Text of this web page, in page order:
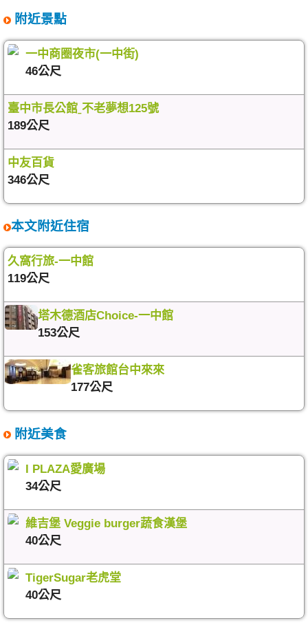
附近景點
一中商圈夜市(一中街)
46公尺
臺中市長公館ˍ不老夢想125號
189公尺
中友百貨
346公尺
本文附近住宿
久窩行旅-一中館
119公尺
塔木德酒店Choice-一中館
153公尺
雀客旅館台中來來
177公尺
附近美食
I PLAZA愛廣場
34公尺
維吉堡 Veggie burger蔬食漢堡
40公尺
TigerSugar老虎堂
40公尺